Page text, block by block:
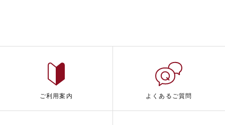
ご利用案内 よくあるご質問